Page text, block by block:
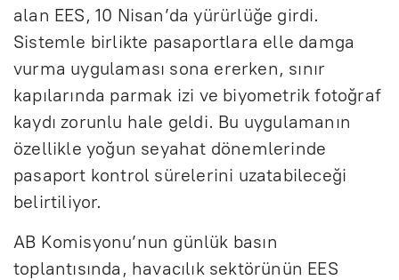
alan EES, 10 Nisan’da yürürlüğe girdi.
Sistemle birlikte pasaportlara elle damga
vurma uygulaması sona ererken, sınır
kapılarında parmak izi ve biyometrik fotoğraf
kaydı zorunlu hale geldi. Bu uygulamanın
özellikle yoğun seyahat dönemlerinde
pasaport kontrol sürelerini uzatabileceği
belirtiliyor.
AB Komisyonu’nun günlük basın
toplantısında, havacılık sektörünün EES